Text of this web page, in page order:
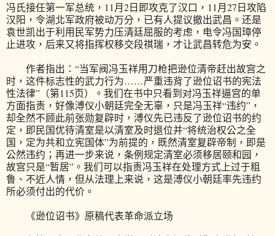
冯氏接任第一军总统，11月2日即攻克了汉口，11月27日攻陷
汉阳，令湖北军政府被动万分，已有人提议撤出武昌。还是
袁世凯出于利用民军势力压清廷屈服的考虑，电令冯国璋停
止进攻，后来又将指挥权移交段祺瑞，才让武昌转危为安。
作者指出：“当军阀冯玉祥用刀枪把逊位清帝赶出故宫之
时，这件标志性的武力行为……严重违背了逊位诏书的宪法
性法律”（第115页）。我们在书中只看到对冯玉祥逼宫的单
方面指责，好像溥仪小朝廷完全无辜，只是冯玉祥“违约”，
却全然不顾此前张勋复辟时，溥仪先已违反了逊位诏书的约
定，即民国优待清室是以清室及时退位并“将统治权公之全
国，定为共和立宪国体”为前提的，既然清室复辟帝制，即是
公然违约；再进一步来说，条例规定清室必须移居颐和园，
故宫只是“暂居”。我们可以指责冯玉祥在处理方式上过于粗
鲁、不近人情，但从法理上来说，这是溥仪小朝廷率先违约
所必须付出的代价。
《逊位诏书》原稿代表革命派立场